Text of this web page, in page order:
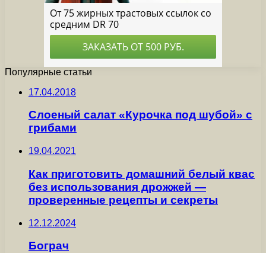
Популярные статьи
17.04.2018
Слоеный салат «Курочка под шубой» с
грибами
19.04.2021
Как приготовить домашний белый квас
без использования дрожжей —
проверенные рецепты и секреты
12.12.2024
Бограч